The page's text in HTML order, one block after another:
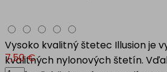
Vysoko kvalitný štetec Illusion je
kvalitných nylonových štetín.
7,50 €